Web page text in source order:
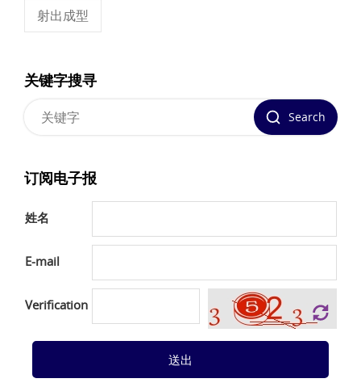
射出成型
关键字搜寻
Search
订阅电子报
姓名
E-mail
Verification
送出